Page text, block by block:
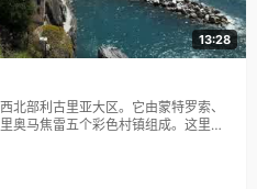
13:28
北部利古里亚大区。它由蒙特罗索、
奥马焦雷五个彩色村镇组成。这里依
世界文化遗产。